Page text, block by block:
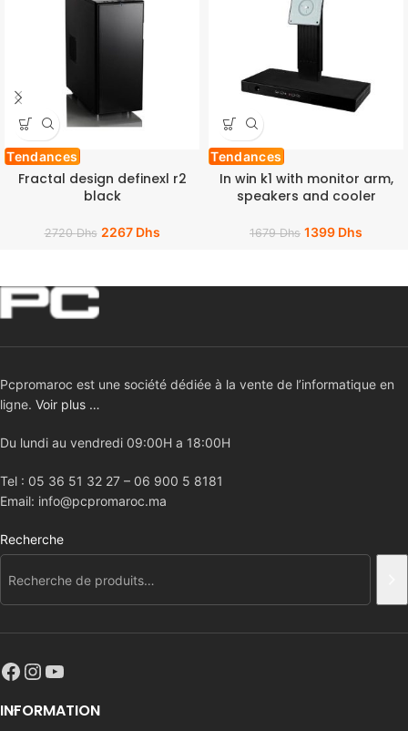
Tendances
Fractal design definexl r2
black
2720Dhs 2267 Dhs
Tendances
In win k1 with monitor arm,
speakers and cooler
1679Dhs 1399 Dhs
Pcpromaroc est une société dédiée à la vente de l’informatique en
ligne. Voir plus …
Du lundi au vendredi 09:00H a 18:00H
Tel : 05 36 51 32 27 – 06 900 5 8181
Email: info@pcpromaroc.ma
Recherche
INFORMATION